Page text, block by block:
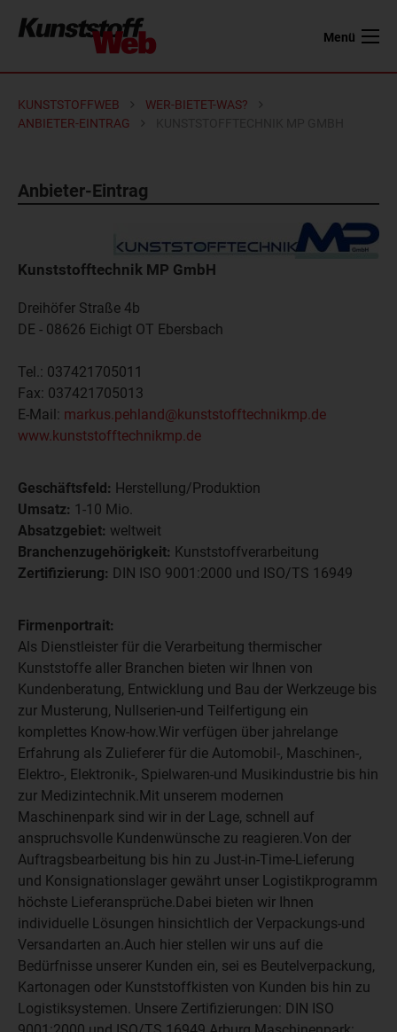
Menü
KUNSTSTOFFWEB
WER-BIETET-WAS?
ANBIETER-EINTRAG
Anbieter-Eintrag
Kunststofftechnik MP GmbH
Dreihöfer Straße 4b
DE - 08626 Eichigt OT Ebersbach
Tel.: 037421705011
Fax: 037421705013
E-Mail: markus.pehland@kunststofftechnikmp.de
www.kunststofftechnikmp.de
Geschäftsfeld: Herstellung/Produktion
Umsatz: 1-10 Mio.
Absatzgebiet: weltweit
Branchenzugehörigkeit: Kunststoffverarbeitung
Zertifizierung: DIN ISO 9001:2000 und ISO/TS 16949
Firmenportrait:
Als Dienstleister für die Verarbeitung thermischer
Kunststoffe aller Branchen bieten wir Ihnen von
Kundenberatung, Entwicklung und Bau der Werkzeuge bis
zur Musterung, Nullserien-und Teilfertigung ein
komplettes Know-how.Wir verfügen über jahrelange
Erfahrung als Zulieferer für die Automobil-, Maschinen-,
Elektro-, Elektronik-, Spielwaren-und Musikindustrie bis hin
zur Medizintechnik.Mit unserem modernen
Maschinenpark sind wir in der Lage, schnell auf
anspruchsvolle Kundenwünsche zu reagieren.Von der
Auftragsbearbeitung bis hin zu Just-in-Time-Lieferung
und Konsignationslager gewährt unser Logistikprogramm
höchste Lieferansprüche.Dabei bieten wir Ihnen
individuelle Lösungen hinsichtlich der Verpackungs-und
Versandarten an.Auch hier stellen wir uns auf die
Bedürfnisse unserer Kunden ein, sei es Beutelverpackung,
Kartonagen oder Kunststoffkisten von Kunden bis hin zu
Logistiksystemen. Unsere Zertifizierungen: DIN ISO